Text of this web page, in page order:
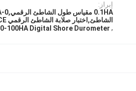
إبراز:
الشاطئ,اختبار صلابة الشاطئ الرقمي CE
,
0-100HA Digital Shore Durometer